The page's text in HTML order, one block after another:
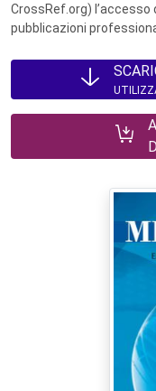
CrossRef.org)
pubblicazioni